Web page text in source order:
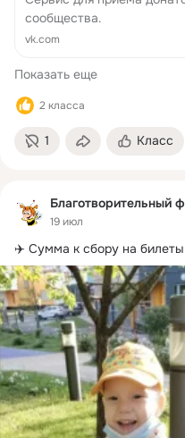
сообщества.
vk.com
Показать еще
2 класса
1 Класс
Благотворительный
19 июл
✈️ Сумма к сбору на билеты